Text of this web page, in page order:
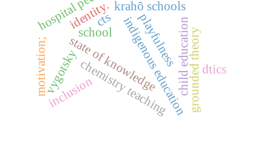
indigenous education
krahô schools
identity.
state of knowledge
school child education
chemistry teaching
vygotsky
cts
grounded theory
inclusion
playfulness
dtics
motivation;